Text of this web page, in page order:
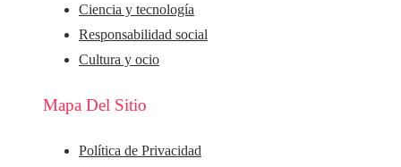
Ciencia y tecnología
Responsabilidad social
Cultura y ocio
Mapa Del Sitio
Política de Privacidad